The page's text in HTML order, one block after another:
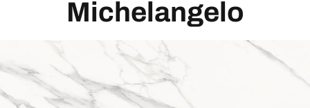
Michelangelo